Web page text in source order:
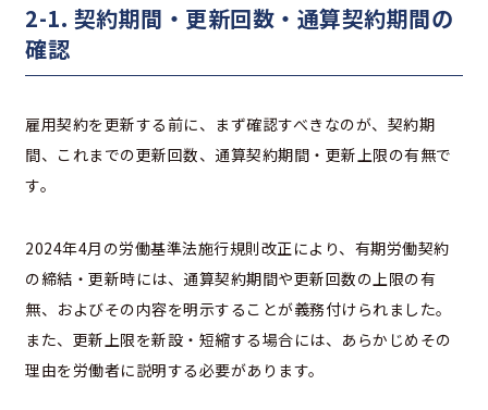
2-1. 契約期間・更新回数・通算契約期間の
確認
雇用契約を更新する前に、まず確認すべきなのが、契約期
間、これまでの更新回数、通算契約期間・更新上限の有無で
す。
2024年4月の労働基準法施行規則改正により、有期労働契約
の締結・更新時には、通算契約期間や更新回数の上限の有
無、およびその内容を明示することが義務付けられました。
また、更新上限を新設・短縮する場合には、あらかじめその
理由を労働者に説明する必要があります。